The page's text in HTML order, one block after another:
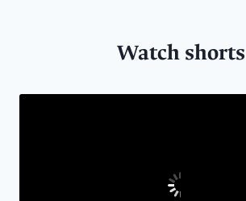
Watch shorts